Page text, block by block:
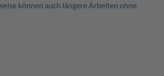
können auch längere Arbeiten ohne